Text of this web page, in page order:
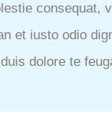
consequat,
et iusto odio
dolore te